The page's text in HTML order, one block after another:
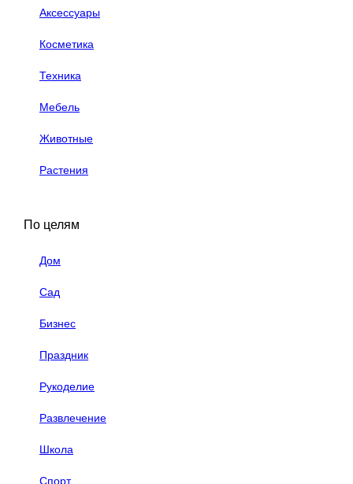
Аксессуары
Косметика
Техника
Мебель
Животные
Растения
По целям
Дом
Сад
Бизнес
Праздник
Рукоделие
Развлечение
Школа
Спорт